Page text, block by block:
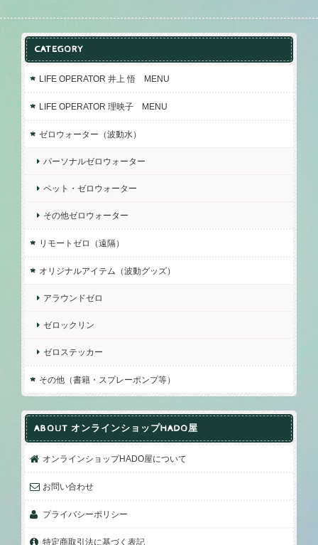
CATEGORY
LIFE OPERATOR 井上 悟 MENU
LIFE OPERATOR 理映子 MENU
ゼロウォーター（波動水）
パーソナルゼロウォーター
ペット・ゼロウォーター
その他ゼロウォーター
リモートゼロ（遠隔）
オリジナルアイテム（波動グッズ）
アラウンドゼロ
ゼロックリン
ゼロステッカー
その他（書籍・スプレーポンプ等）
ABOUT オンラインショップHADO屋
オンラインショップHADO屋について
お問い合わせ
プライバシーポリシー
特定商取引法に基づく表記